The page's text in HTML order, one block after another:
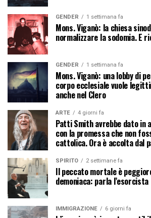
GENDER 1 settimana fa
Mons. Viganò: la chiesa
normalizzare la sodomia. E
GENDER 1 settimana fa
Mons. Viganò: una lobby di
corpo ecclesiale vuole
anche nel Clero
ARTE 4 giorni fa
Patti Smith avrebbe dato in
con la promessa che non
cattolica. Ora è accolta dal
SPIRITO 2 settimane fa
Il peccato mortale è
demoniaca: parla l’esorcista
IMMIGRAZIONE 6 giorni fa